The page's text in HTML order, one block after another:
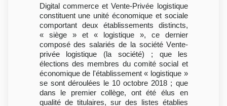
Digital commerce et Vente-Privée logistique
constituent une unité économique et sociale
comportant deux établissements distincts,
« siège » et « logistique », ce dernier
composé des salariés de la société Vente-
privée logistique (la société) ; que les
élections des membres du comité social et
économique de l'établissement « logistique »
se sont déroulées le 10 octobre 2018 ; que
dans le premier collège, ont été élus en
qualité de titulaires, sur des listes établies